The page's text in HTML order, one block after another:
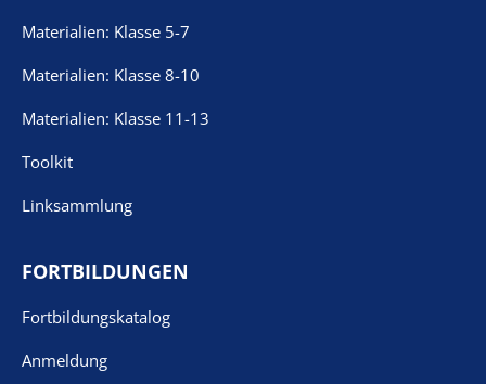
Materialien: Klasse 5-7
Materialien: Klasse 8-10
Materialien: Klasse 11-13
Toolkit
Linksammlung
FORTBILDUNGEN
Fortbildungskatalog
Anmeldung